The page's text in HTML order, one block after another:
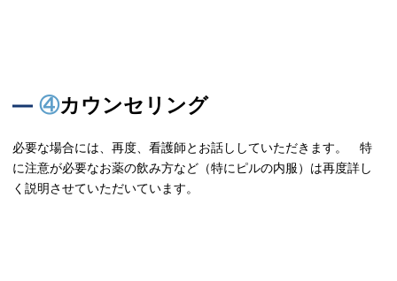
④カウンセリング
必要な場合には、再度、看護師とお話ししていただきます。 特
に注意が必要なお薬の飲み方など（特にピルの内服）は再度詳し
く説明させていただいています。